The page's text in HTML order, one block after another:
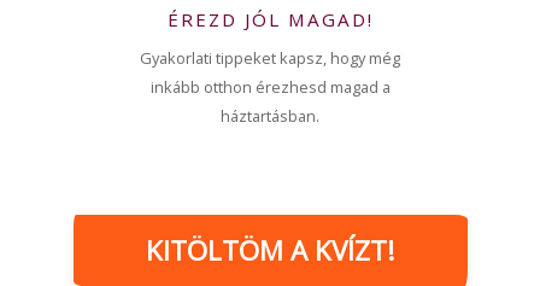
ÉREZD JÓL MAGAD!
Gyakorlati tippeket kapsz, hogy még
inkább otthon érezhesd magad a
háztartásban.
KITÖLTÖM A KVÍZT!